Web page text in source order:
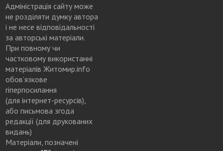
Адміністрація сайту може
не розділяти думку автора
і не несе відповідальності
за авторські матеріали.
При повному чи
частковому використанні
матеріалів Житомир.info
обов’язкове
гіперпосилання
(для інтернет-ресурсів),
або письмова згода
редакції (для друкованих
видань)
Матеріали, позначені